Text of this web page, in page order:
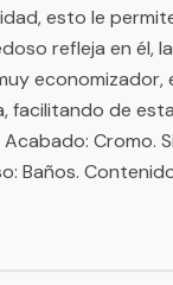
esto le
refleja en él,
facilitando de
Cromo.
Baños.